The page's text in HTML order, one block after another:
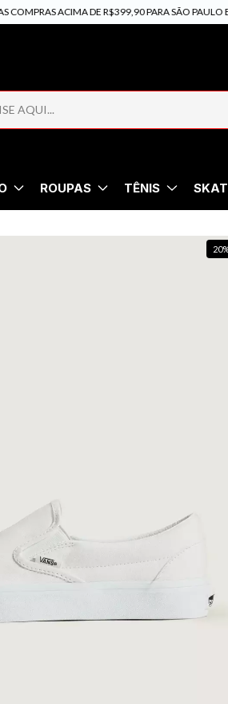
ACIMA DE R$399,90 PARA SÃO PAULO E SUL
ROUPAS TÊNIS
20